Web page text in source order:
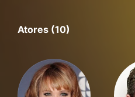
Atores (10)